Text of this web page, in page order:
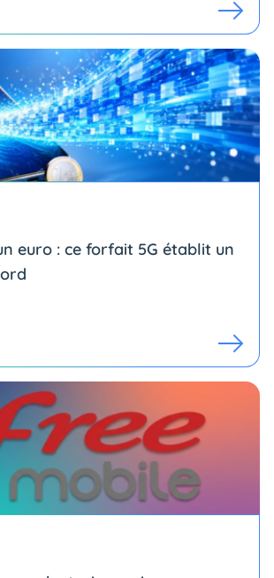
euro : ce forfait 5G établit un